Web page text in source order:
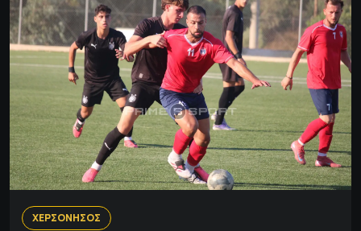
ΧΕΡΣΟΝΗΣΟΣ